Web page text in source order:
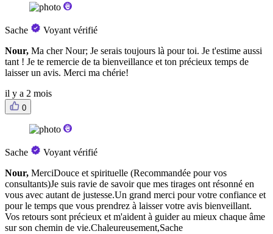
Sache
Voyant vérifié
Nour, Ma cher Nour; Je serais toujours là pour toi. Je t'estime aussi
tant ! Je te remercie de ta bienveillance et ton précieux temps de
laisser un avis. Merci ma chérie!
il y a 2 mois
0
Sache
Voyant vérifié
Nour, MerciDouce et spirituelle (Recommandée pour vos
consultants)Je suis ravie de savoir que mes tirages ont résonné en
vous avec autant de justesse.Un grand merci pour votre confiance et
pour le temps que vous prendrez à laisser votre avis bienveillant.
Vos retours sont précieux et m'aident à guider au mieux chaque âme
sur son chemin de vie.Chaleureusement,Sache